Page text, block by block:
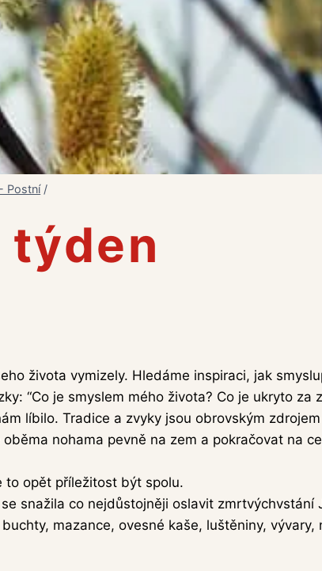
Postní /
života vymizely. Hledáme inspiraci, jak
“Co je smyslem mého života? Co je ukryto za
líbilo. Tradice a zvyky jsou obrovským
nohama pevně na zem a pokračovat na
to opět příležitost být spolu.
snažila co nejdůstojněji oslavit zmrtvýchvstání
mazance, ovesné kaše, luštěniny, vývary,